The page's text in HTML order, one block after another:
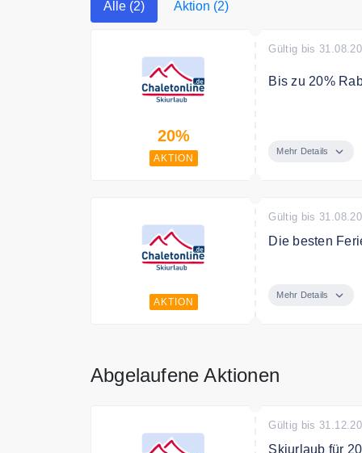
Alle (2) Aktion (2)
20%
AKTION
Gültig bis
Bis zu 20%
Mehr Details
AKTION
Gültig bis
Die besten
Mehr Details
Abgelaufene Aktionen
Gültig bis
Skiurlaub für